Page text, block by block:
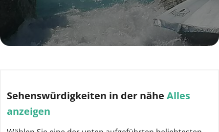
Sehenswürdigkeiten in der nähe Alles
anzeigen